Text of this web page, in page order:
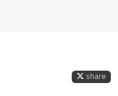
share